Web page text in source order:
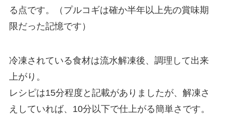
る点です。（プルコギは確か半年以上先の賞味期
限だった記憶です）
冷凍されている食材は流水解凍後、調理して出来
上がり。
レシピは15分程度と記載がありましたが、解凍さ
えしていれば、10分以下で仕上がる簡単さです。